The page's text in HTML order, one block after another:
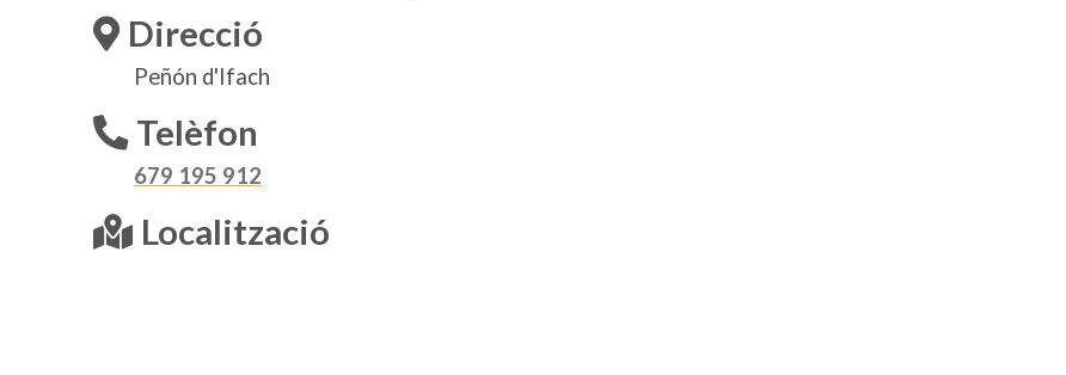
Direcció
Peñón d'Ifach
Telèfon
679 195 912
Localització